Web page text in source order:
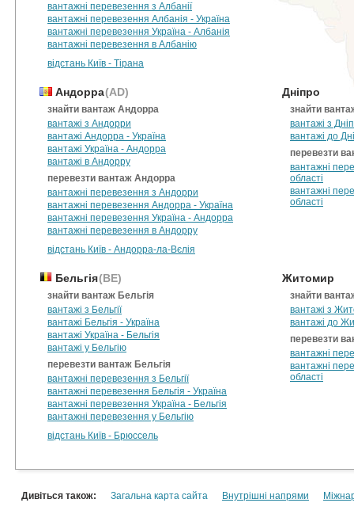
вантажні перевезення з Албанії
вантажні перевезення Албанія - Україна
вантажні перевезення Україна - Албанія
вантажні перевезення в Албанію
відстань Київ - Тірана
Андорра(AD)
знайти вантаж Андорра
вантажі з Андорри
вантажі Андорра - Україна
вантажі Україна - Андорра
вантажі в Андорру
перевезти вантаж Андорра
вантажні перевезення з Андорри
вантажні перевезення Андорра - Україна
вантажні перевезення Україна - Андорра
вантажні перевезення в Андорру
відстань Київ - Андорра-ла-Вєлія
Дніпро
знайти
вантажі з
вантажі до
перевезти
вантажні
області
вантажні
області
Бельгія(BE)
знайти вантаж Бельгія
вантажі з Бельгії
вантажі Бельгія - Україна
вантажі Україна - Бельгія
вантажі у Бельгію
перевезти вантаж Бельгія
вантажні перевезення з Бельгії
вантажні перевезення Бельгія - Україна
вантажні перевезення Україна - Бельгія
вантажні перевезення у Бельгію
відстань Київ - Брюссель
Житомир
знайти
вантажі з
вантажі до
перевезти
вантажні
вантажні
області
Дивіться також: Загальна карта сайта Внутрішні напрями